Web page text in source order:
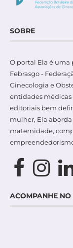
SOBRE
O portal Ela é
Febrasgo -
Ginecologia e
entidades médicas
editoriais bem
mulher, Ela
maternidade,
ACOMPANHE